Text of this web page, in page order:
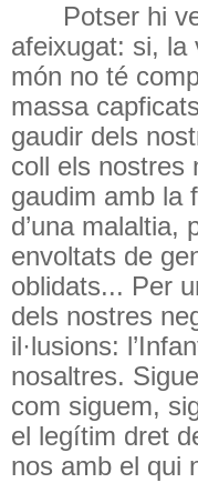
Potser hi
afeixugat: si, la
món no té
massa
gaudir dels
coll els nostres
gaudim amb la
d’una malaltia,
envoltats de
oblidats... Per
dels nostres
il·lusions:
nosaltres.
com siguem,
el legítim dret
nos amb el qui